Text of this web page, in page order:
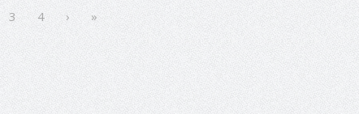
3 4 › »